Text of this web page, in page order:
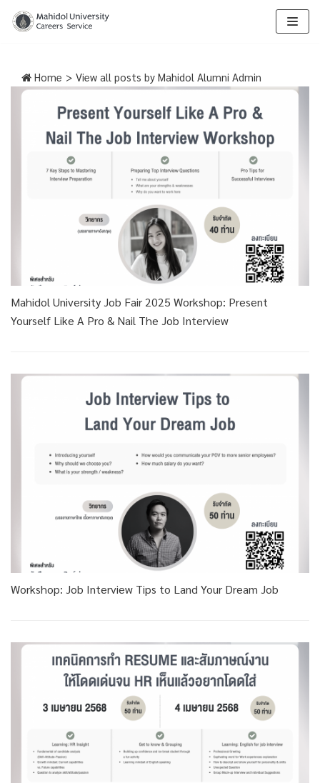
content
Home > View all posts by Mahidol Alumni Admin
Mahidol University Job Fair 2025 Workshop: Present
Yourself Like A Pro & Nail The Job Interview
Workshop: Job Interview Tips to Land Your Dream Job